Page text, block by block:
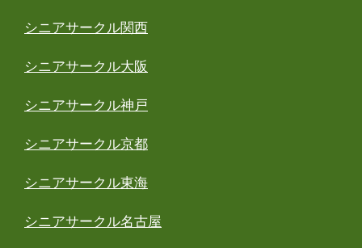
シニアサークル関西
シニアサークル大阪
シニアサークル神戸
シニアサークル京都
シニアサークル東海
シニアサークル名古屋